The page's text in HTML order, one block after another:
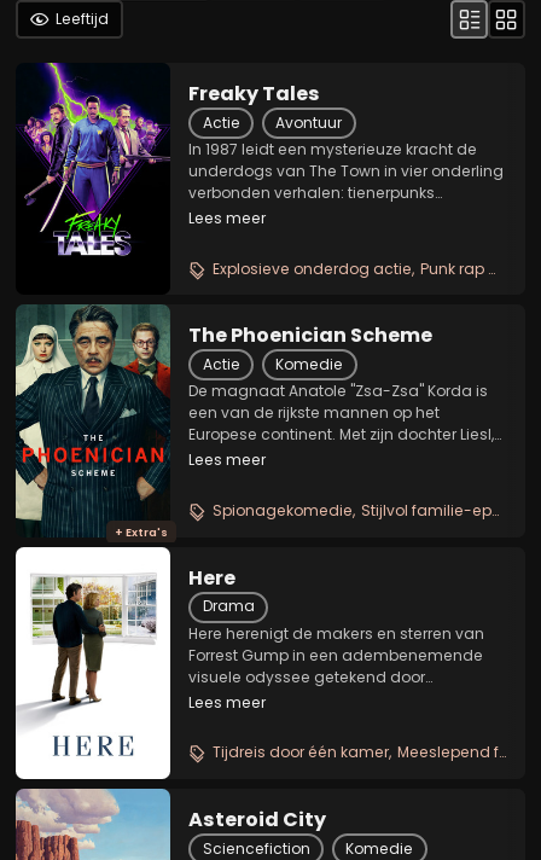
Leeftijd
Freaky Tales
Actie
Avontuur
In 1987 leidt een mysterieuze kracht de
underdogs van The Town in vier onderling
verbonden verhalen: tienerpunks
verdedigen hun territorium tegen nazi-
hiphop-onsterfelijkheid, een vermoeide
handlanger krijgt een...
Lees meer
Explosieve onderdog actie Punk rap wraakverhaal
+ Extra's
The Phoenician Scheme
Actie
Komedie
De magnaat Anatole "Zsa-Zsa" Korda is
een van de rijkste mannen op het
Europese continent. Met zijn dochter Liesl,
die haar roeping als non vond, volgen ze
samen een familiebedrijf en komt in de
wereld van...
Lees meer
Spionagekomedie Stijlvol familie-epos
Here
Drama
Here herenigt de makers en sterren van
Forrest Gump in een adembenemende
visuele odyssee getekend door
herinneringen. Vanaf één plek in New
geschiedenis van deze locatie verteld:
van de prehistorische wildernis...
Lees meer
Tijdreis door één kamer Meeslepend familie-epos
Asteroid City
Sciencefiction
Komedie